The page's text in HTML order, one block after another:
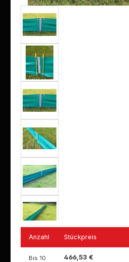
Anzahl Stückpreis
Bis 10 466,53 €